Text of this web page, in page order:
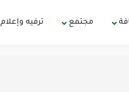
مجتمع ترفيه وإعلام